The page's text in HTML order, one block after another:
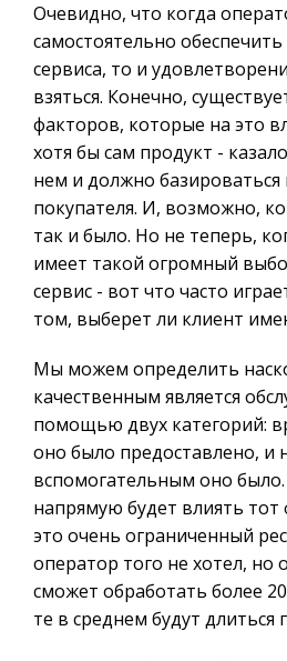
Очевидно, что когда
самостоятельно
сервиса, то и
взяться. Конечно,
факторов, которые на это
хотя бы сам продукт -
нем и должно
покупателя. И, возможно,
так и было. Но не теперь,
имеет такой огромный
сервис - вот что часто
том, выберет ли клиент
Мы можем определить
качественным является
помощью двух категорий:
оно было предоставлено, и
вспомогательным оно
напрямую будет влиять тот
это очень ограниченный
оператор того не хотел, но
сможет обработать более
те в среднем будут длиться